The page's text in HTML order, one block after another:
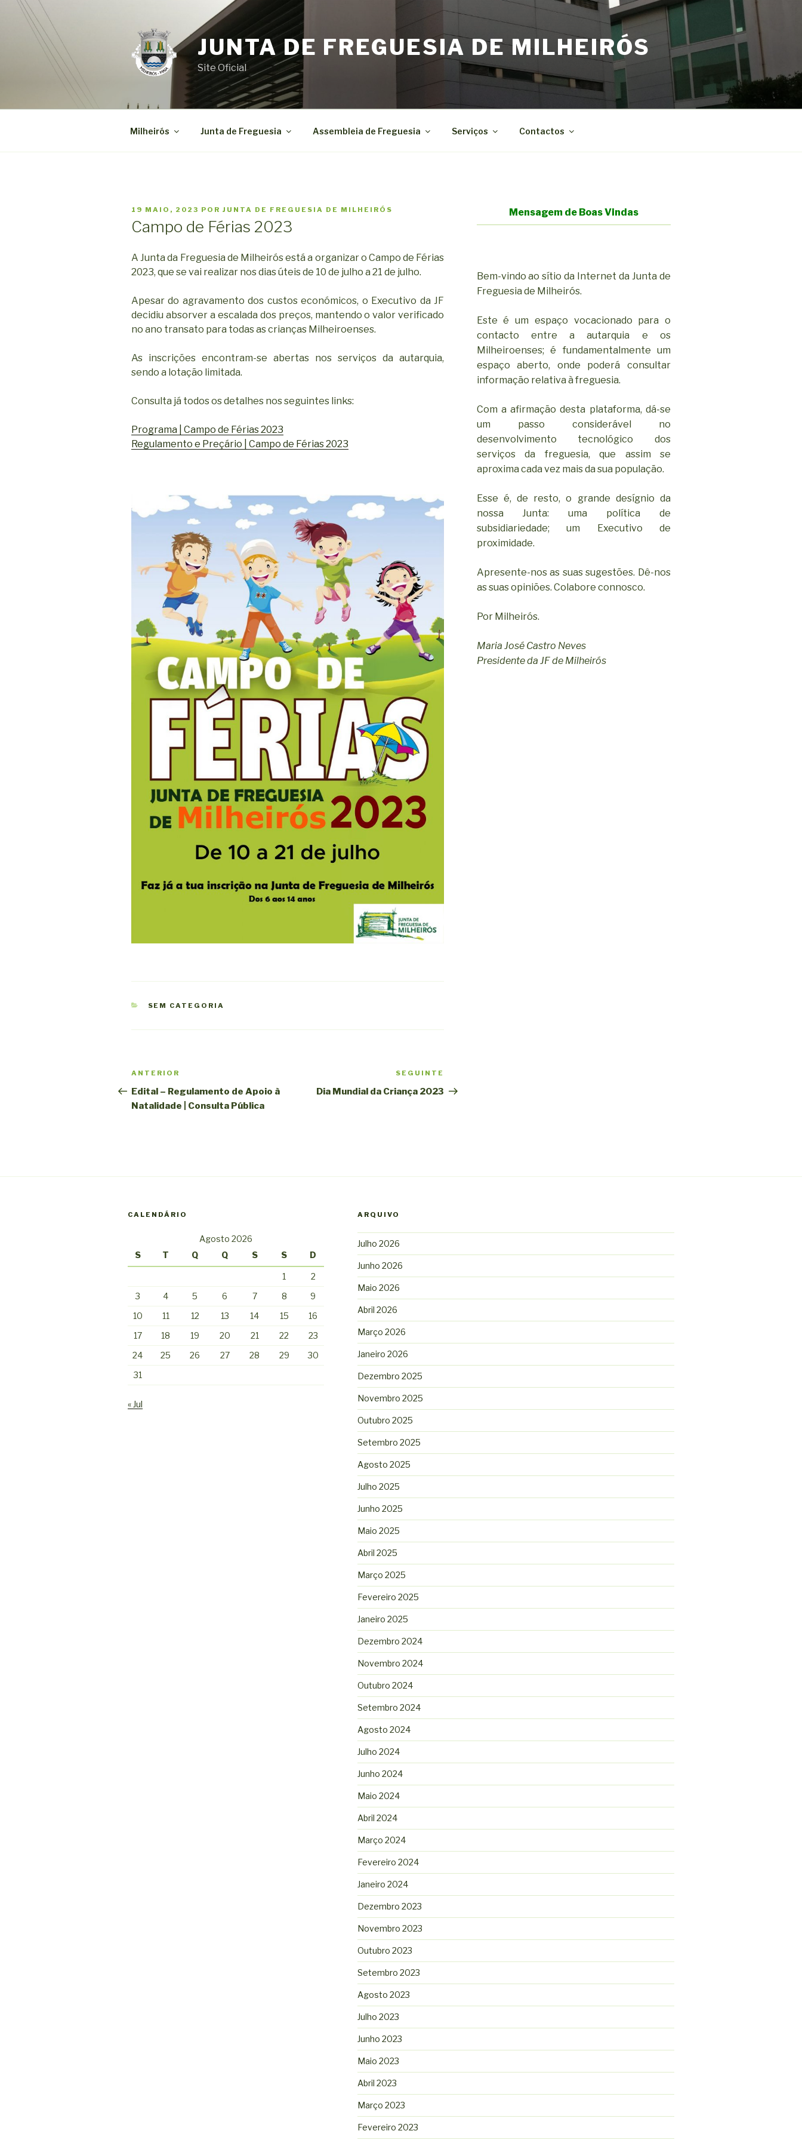
Saltar
JUNTA DE FREGUESIA DE MILHEIRÓS
Site Oficial
Milheirós Junta de Freguesia Assembleia de Freguesia Serviços Contactos
PUBLICADO
19 MAIO, 2023 POR JUNTA DE FREGUESIA DE MILHEIRÓS
Campo de Férias 2023
A Junta da Freguesia de Milheirós está a organizar o Campo de Férias
2023, que se vai realizar nos dias úteis de 10 de julho a 21 de julho.
Apesar do agravamento dos custos económicos, o Executivo da JF
decidiu absorver a escalada dos preços, mantendo o valor verificado
no ano transato para todas as crianças Milheiroenses.
As inscrições encontram-se abertas nos serviços da autarquia,
sendo a lotação limitada.
Consulta já todos os detalhes nos seguintes links:
Programa | Campo de Férias 2023
Regulamento e Preçário | Campo de Férias 2023
CATEGORIAS
SEM CATEGORIA
Navegação
de
artigos
Conteúdo
anterior
ANTERIOR
Edital – Regulamento de Apoio à
Natalidade | Consulta Pública
seguinte
SEGUINTE
Dia Mundial da Criança 2023
Mensagem de Boas Vindas
Bem-vindo ao sítio da Internet da Junta de
Freguesia de Milheirós.
Este é um espaço vocacionado para o
contacto entre a autarquia e os
Milheiroenses; é fundamentalmente um
espaço aberto, onde poderá consultar
informação relativa à freguesia.
Com a afirmação desta plataforma, dá-se
um passo considerável no
desenvolvimento tecnológico dos
serviços da freguesia, que assim se
aproxima cada vez mais da sua população.
Esse é, de resto, o grande desígnio da
nossa Junta: uma política de
subsidiariedade; um Executivo de
proximidade.
Apresente-nos as suas sugestões. Dê-nos
as suas opiniões. Colabore connosco.
Por Milheirós.
Maria José Castro Neves
Presidente da JF de Milheirós
CALENDÁRIO
Agosto 2026
S
T Q Q S S D
1
2
3
4 5 6 7 8
9
10
11 12 13 14 15
16
17
18 19 20 21 22
23
24
25 26 27 28 29
30
31
« Jul
ARQUIVO
Julho 2026
Junho 2026
Maio 2026
Abril 2026
Março 2026
Janeiro 2026
Dezembro 2025
Novembro 2025
Outubro 2025
Setembro 2025
Agosto 2025
Julho 2025
Junho 2025
Maio 2025
Abril 2025
Março 2025
Fevereiro 2025
Janeiro 2025
Dezembro 2024
Novembro 2024
Outubro 2024
Setembro 2024
Agosto 2024
Julho 2024
Junho 2024
Maio 2024
Abril 2024
Março 2024
Fevereiro 2024
Janeiro 2024
Dezembro 2023
Novembro 2023
Outubro 2023
Setembro 2023
Agosto 2023
Julho 2023
Junho 2023
Maio 2023
Abril 2023
Março 2023
Fevereiro 2023